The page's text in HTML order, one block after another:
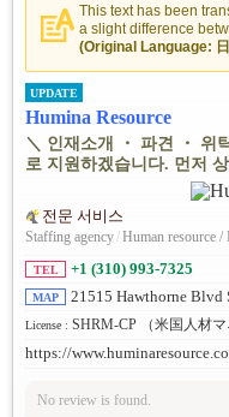
This text has been
a slight difference
(Original Language:
UPDATE
Humina Resource
＼ 인재소개 ・ 파견 ・ 위
로 지원하겠습니다. 먼저
전문 서비스
Staffing agency/Human resource /
TEL +1 (310) 993-7325
MAP 21515 Hawthorne Blvd
License : SHRM-CP （米国人材
https://
No review is found.